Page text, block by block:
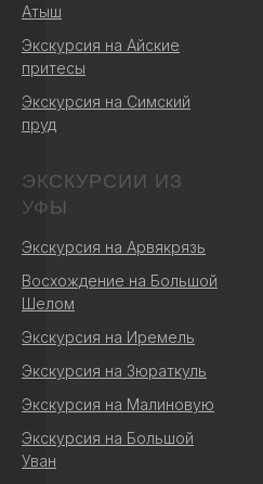
Атыш
Экскурсия на Айские
притесы
Экскурсия на Симский
пруд
ЭКСКУРСИИ ИЗ
УФЫ
Экскурсия на Арвякрязь
Восхождение на Большой
Шелом
Экскурсия на Иремель
Экскурсия на Зюраткуль
Экскурсия на Малиновую
Экскурсия на Большой
Уван